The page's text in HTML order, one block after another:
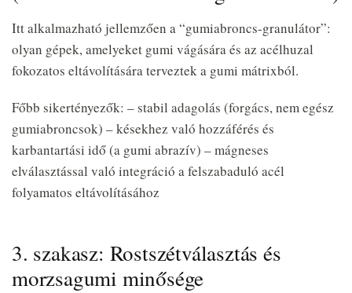
Itt alkalmazható jellemzően a “gumiabroncs-granulátor”:
olyan gépek, amelyeket gumi vágására és az acélhuzal
fokozatos eltávolítására terveztek a gumi mátrixból.
Főbb sikertényezők: – stabil adagolás (forgács, nem egész
gumiabroncsok) – késekhez való hozzáférés és
karbantartási idő (a gumi abrazív) – mágneses
elválasztással való integráció a felszabaduló acél
folyamatos eltávolításához
3. szakasz: Rostszétválasztás és
morzsagumi minősége